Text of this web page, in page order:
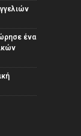
ένα